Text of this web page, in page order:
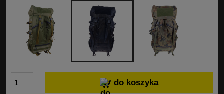
do koszyka